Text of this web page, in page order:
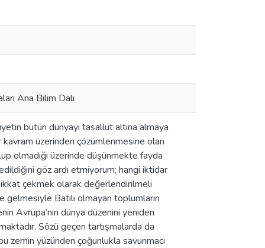
Ana Bilim Dalı
bütün dünyayı tasallut altına almaya
kavram üzerinden çözümlenmesine olan
olmadığı üzerinde düşünmekte fayda
göz ardı etmiyorum; hangi iktidar
çekmek olarak değerlendirilmeli
Batılı olmayan toplumların
Avrupa’nın dünya düzenini yeniden
Sözü geçen tartışmalarda da
zemin yüzünden çoğunlukla savunmacı